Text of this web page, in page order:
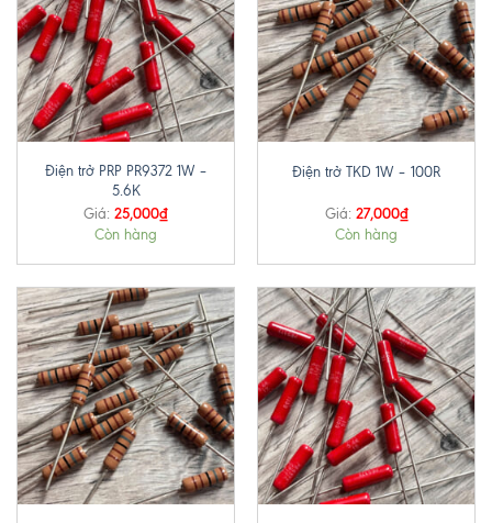
Điện trở PRP PR9372 1W –
5.6K
Giá: 25,000₫
Còn hàng
Điện trở TKD 1W – 100R
Giá: 27,000₫
Còn hàng